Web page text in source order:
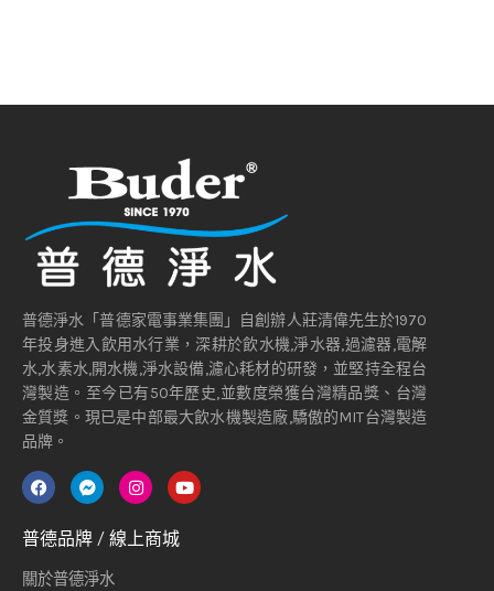
普德淨水「普德家電事業集團」自創辦人莊清偉先生於1970
年投身進入飲用水行業，深耕於飲水機,淨水器,過濾器,電解
水,水素水,開水機,淨水設備,濾心耗材的研發，並堅持全程台
灣製造。至今已有50年歷史,並數度榮獲台灣精品獎、台灣
金質獎。現已是中部最大飲水機製造廠,驕傲的MIT台灣製造
品牌。
普德品牌 / 線上商城
關於普德淨水